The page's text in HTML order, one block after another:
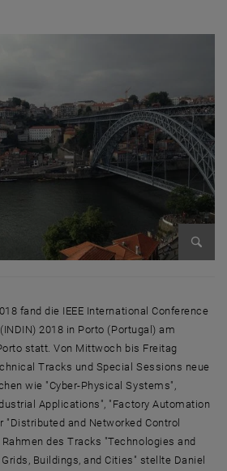
fand die IEEE International Conference
2018 in Porto (Portugal) am
statt. Von Mittwoch bis Freitag
Tracks und Special Sessions neue
wie "Cyber-Physical Systems",
Applications", "Factory Automation
"Distributed and Networked Control
des Tracks "Technologies and
Buildings, and Cities" stellte Daniel